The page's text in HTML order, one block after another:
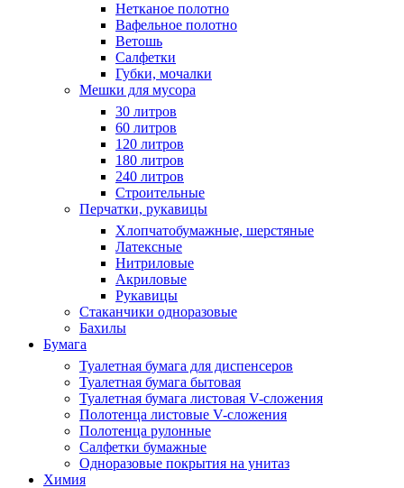
Нетканое полотно
Вафельное полотно
Ветошь
Салфетки
Губки, мочалки
Мешки для мусора
30 литров
60 литров
120 литров
180 литров
240 литров
Строительные
Перчатки, рукавицы
Хлопчатобумажные, шерстяные
Латексные
Нитриловые
Акриловые
Рукавицы
Стаканчики одноразовые
Бахилы
Бумага
Туалетная бумага для диспенсеров
Туалетная бумага бытовая
Туалетная бумага листовая V-сложения
Полотенца листовые V-сложения
Полотенца рулонные
Салфетки бумажные
Одноразовые покрытия на унитаз
Химия